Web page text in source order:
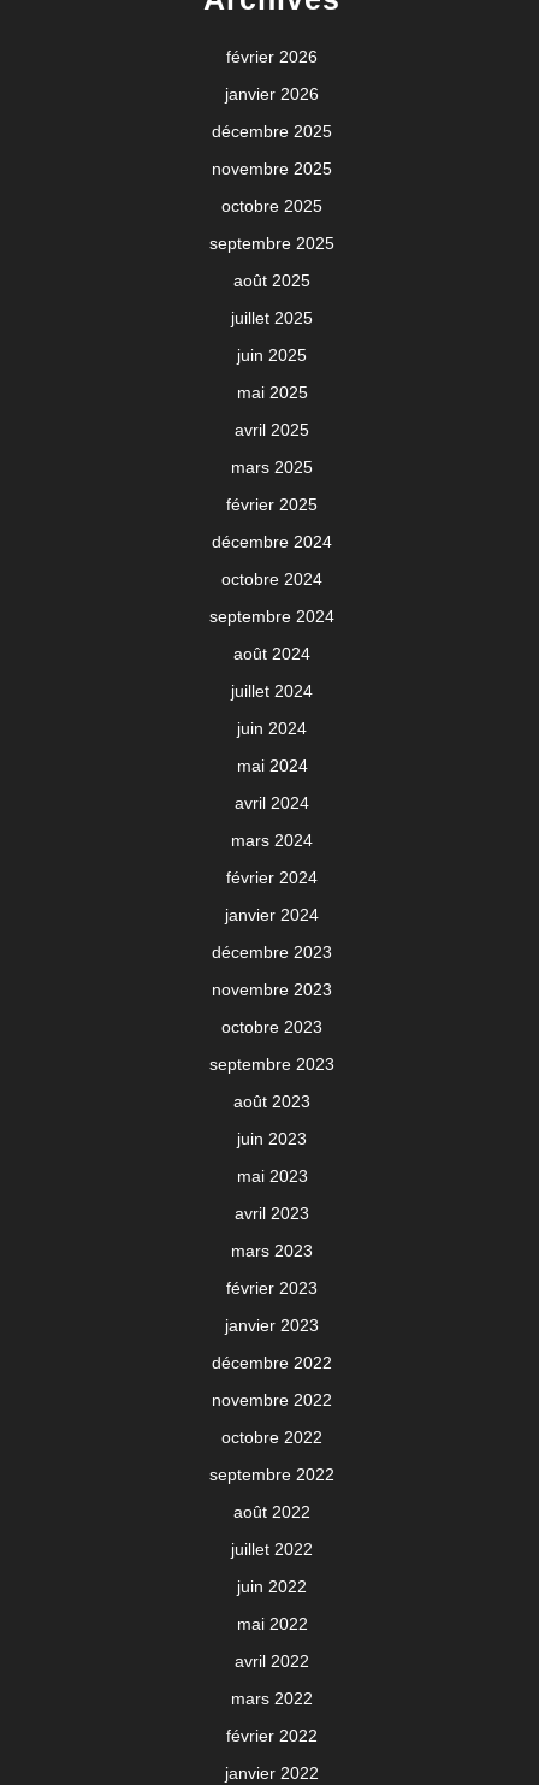
février 2026
janvier 2026
décembre 2025
novembre 2025
octobre 2025
septembre 2025
août 2025
juillet 2025
juin 2025
mai 2025
avril 2025
mars 2025
février 2025
décembre 2024
octobre 2024
septembre 2024
août 2024
juillet 2024
juin 2024
mai 2024
avril 2024
mars 2024
février 2024
janvier 2024
décembre 2023
novembre 2023
octobre 2023
septembre 2023
août 2023
juin 2023
mai 2023
avril 2023
mars 2023
février 2023
janvier 2023
décembre 2022
novembre 2022
octobre 2022
septembre 2022
août 2022
juillet 2022
juin 2022
mai 2022
avril 2022
mars 2022
février 2022
janvier 2022